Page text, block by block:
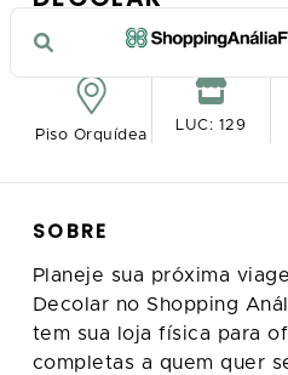
VER NO
Piso Orquídea
LUC: 129
SOBRE
Planeje sua próxima
Decolar no Shopping
tem sua loja física para
completas a quem quer